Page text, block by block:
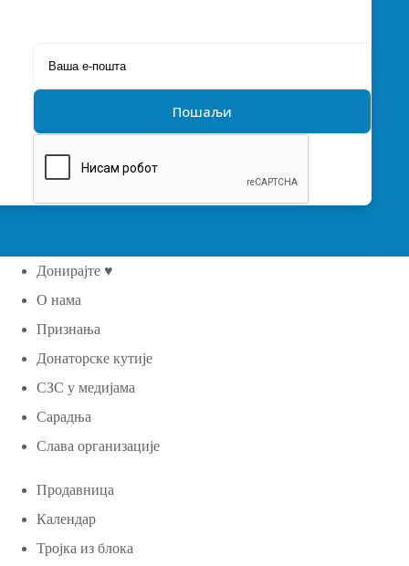
Донирајте ♥
О нама
Признања
Донаторске кутије
СЗС у медијама
Сарадња
Слава организације
Продавница
Календар
Тројка из блока